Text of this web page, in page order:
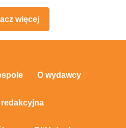
więcej
O wydawcy